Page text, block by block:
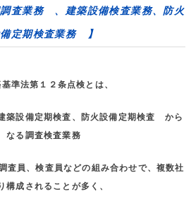
査業務 、建築設備検査業務、防火
定期検査業務 】
準法第１２条点検とは、
築設備定期検査、防火設備定期検査 から
なる調査検査業務
査員、検査員などの組み合わせで、複数社
構成されることが多く、